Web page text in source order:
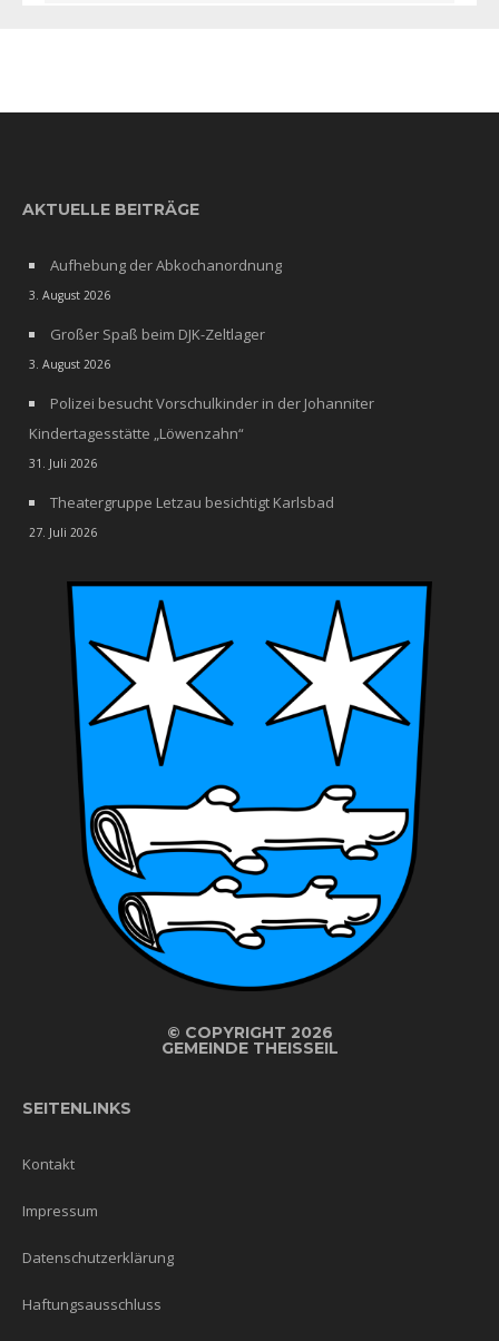
AKTUELLE BEITRÄGE
Aufhebung der Abkochanordnung
3. August 2026
Großer Spaß beim DJK-Zeltlager
3. August 2026
Polizei besucht Vorschulkinder in der Johanniter
Kindertagesstätte „Löwenzahn“
31. Juli 2026
Theatergruppe Letzau besichtigt Karlsbad
27. Juli 2026
© COPYRIGHT 2026
GEMEINDE THEISSEIL
SEITENLINKS
Kontakt
Impressum
Datenschutzerklärung
Haftungsausschluss